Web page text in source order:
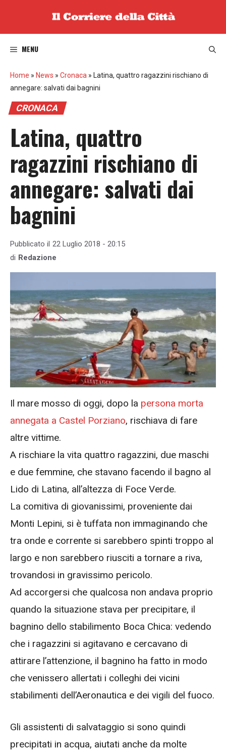
MENU
Home » News » Cronaca » Latina, quattro ragazzini rischiano di
annegare: salvati dai bagnini
CRONACA
Latina, quattro
ragazzini rischiano di
annegare: salvati dai
bagnini
Pubblicato il 22 Luglio 2018 - 20:15
di Redazione
Il mare mosso di oggi, dopo la persona morta
annegata a Castel Porziano, rischiava di fare
altre vittime.
A rischiare la vita quattro ragazzini, due maschi
e due femmine, che stavano facendo il bagno al
Lido di Latina, all’altezza di Foce Verde.
La comitiva di giovanissimi, proveniente dai
Monti Lepini, si è tuffata non immaginando che
tra onde e corrente si sarebbero spinti troppo al
largo e non sarebbero riusciti a tornare a riva,
trovandosi in gravissimo pericolo.
Ad accorgersi che qualcosa non andava proprio
quando la situazione stava per precipitare, il
bagnino dello stabilimento Boca Chica: vedendo
che i ragazzini si agitavano e cercavano di
attirare l’attenzione, il bagnino ha fatto in modo
che venissero allertati i colleghi dei vicini
stabilimenti dell’Aeronautica e dei vigili del fuoco.
Gli assistenti di salvataggio si sono quindi
precipitati in acqua, aiutati anche da molte